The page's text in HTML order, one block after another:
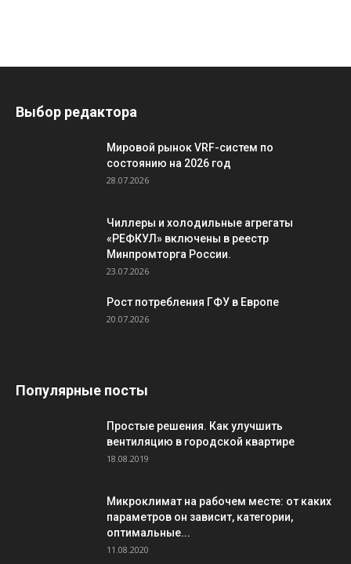
Выбор редактора
Мировой рынок VRF-систем по
состоянию на 2026 год
28.07.2026
Чиллеры и холодильные агрегаты
«РЕФКУЛ» включены в реестр
Минпромторга России.
23.07.2026
Рост потребления ГФУ в Европе
20.07.2026
Популярные посты
Простые решения. Как улучшить
вентиляцию в городской квартире
18.08.2019
Микроклимат на рабочем месте: от каких
параметров он зависит, категории,
оптимальные...
11.08.2020